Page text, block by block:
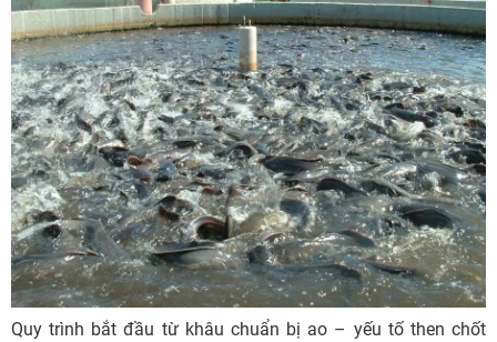
Quy trình bắt đầu từ khâu chuẩn bị ao – yếu tố then chốt